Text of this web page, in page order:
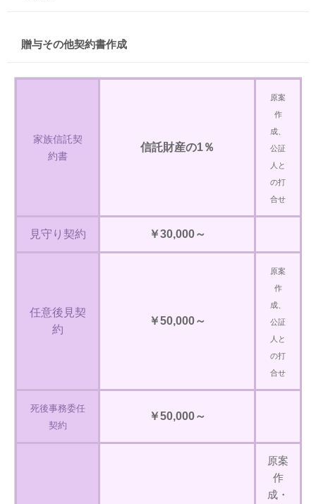
贈与その他契約書作成
家族信託契
約書
信託財産の1％
原案
作
成、
公証
人と
の打
合せ
見守り契約 ￥30,000～
任意後見契
約
￥50,000～
原案
作
成、
公証
人と
の打
合せ
死後事務委任
契約
￥50,000～
原案
作
成・